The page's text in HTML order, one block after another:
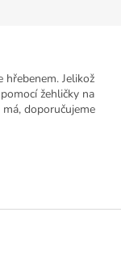
hřebenem. Jelikož
žehličky na
doporučujeme